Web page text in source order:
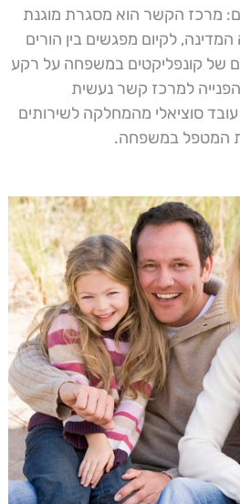
מרכז הקשר הוא מסגרת מוגנת
לקיום מפגשים בין הורים
של קונפליקטים במשפחה על רקע
הפנייה למרכז קשר נעשית
סוציאלי מהמחלקה לשירותים
המטפל במשפחה.